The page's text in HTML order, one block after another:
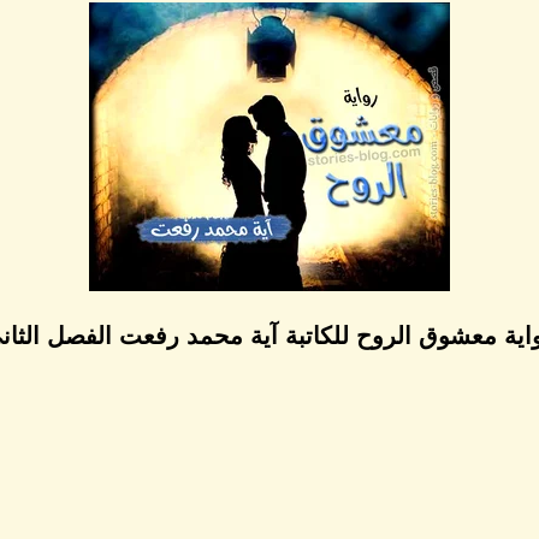
معشوق الروح للكاتبة آية محمد رفعت الفصل